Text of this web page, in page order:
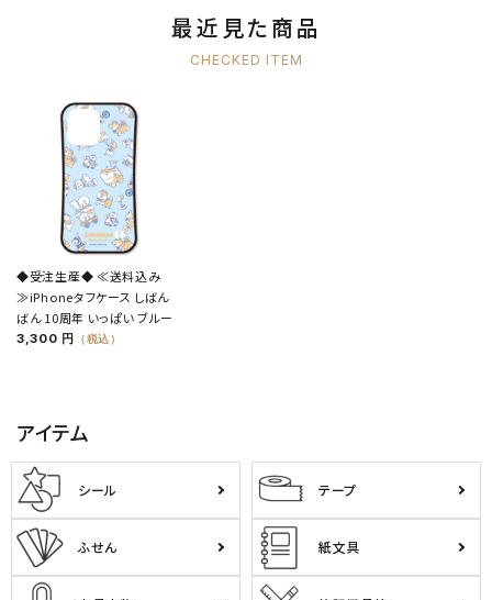
最近見た商品
CHECKED ITEM
◆受注生産◆ ≪送料込み
≫iPhoneタフケース しばん
ばん 10周年 いっぱい ブルー
3,300 円 （税込）
アイテム
シール テープ
ふせん 紙文具